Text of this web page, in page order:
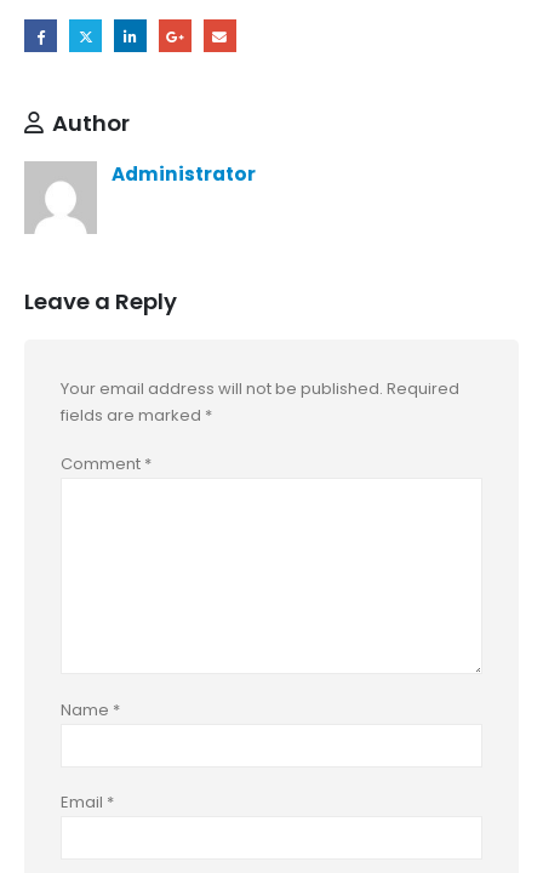
Author
Administrator
Leave a Reply
Your email address will not be published. Required
fields are marked *
Comment *
Name *
Email *